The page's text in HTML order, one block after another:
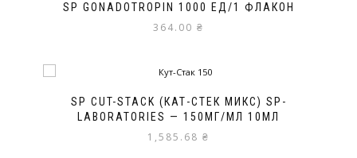
SP GONADOTROPIN 1000 ЕД/1 ФЛАКОН
364.00 ₴
SP CUT-STACK (КАТ-СТЕК МИКС) SP-
LABORATORIES — 150МГ/МЛ 10МЛ
1,585.68 ₴